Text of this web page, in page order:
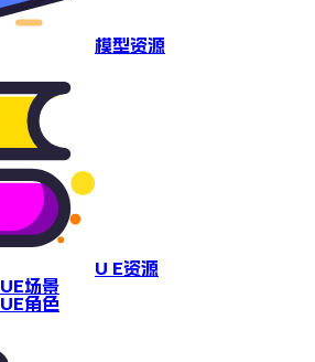
模型资源
U E资源
UE场景
UE角色